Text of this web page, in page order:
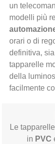
un
modelli più
orari o di
definitiva,
tapparelle
della
facilmente
Le
in PVC